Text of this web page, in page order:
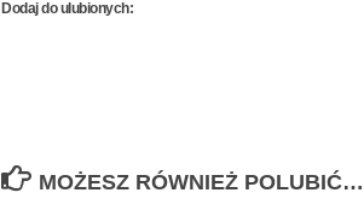
Dodaj do ulubionych:
MOŻESZ RÓWNIEŻ POLUBIĆ…